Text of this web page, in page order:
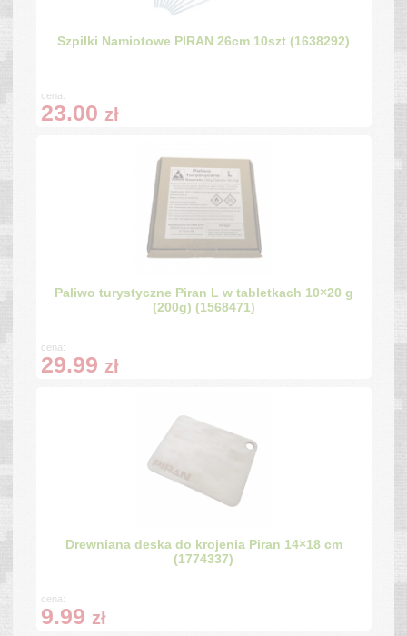
Szpilki Namiotowe PIRAN 26cm 10szt (1638292)
cena:
23.00 zł
Paliwo turystyczne Piran L w tabletkach 10×20 g
(200g) (1568471)
cena:
29.99 zł
Drewniana deska do krojenia Piran 14×18 cm
(1774337)
cena:
9.99 zł